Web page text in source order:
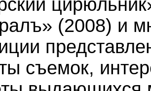
(2008) и
съемок,